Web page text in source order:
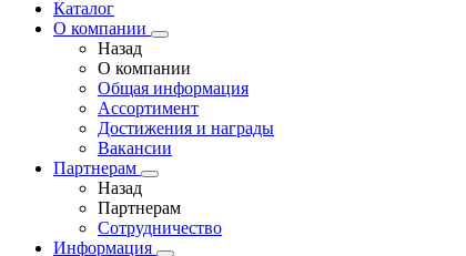
Каталог
О компании
Назад
О компании
Общая информация
Ассортимент
Достижения и награды
Вакансии
Партнерам
Назад
Партнерам
Сотрудничество
Информация